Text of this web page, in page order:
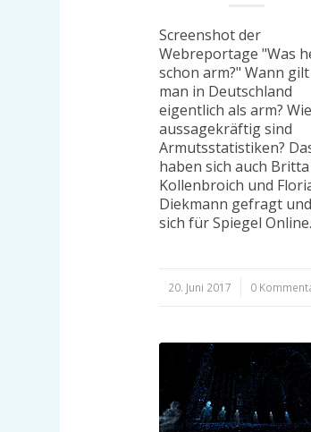
Screenshot der
Webreportage "Was
schon arm?" Wann gilt
man in Deutschland
eigentlich als arm? Wie
aussagekräftig sind
Armutsstatistiken?
haben sich auch Britta
Kollenbroich und
Diekmann gefragt und
sich für Spiegel
20. Juni 2017
/ 0